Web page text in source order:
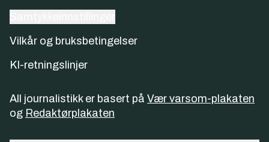
Vilkår og bruksbetingelser
KI-retningslinjer
All journalistikk er basert på Vær varsom-plakaten
og Redaktørplakaten